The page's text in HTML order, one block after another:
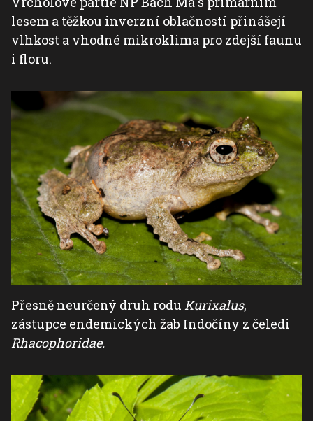
lesem a těžkou inverzní oblačností přinášejí
vlhkost a vhodné mikroklima pro zdejší faunu
i floru.
Přesně neurčený druh rodu Kurixalus,
zástupce endemických žab Indočíny z čeledi
Rhacophoridae.